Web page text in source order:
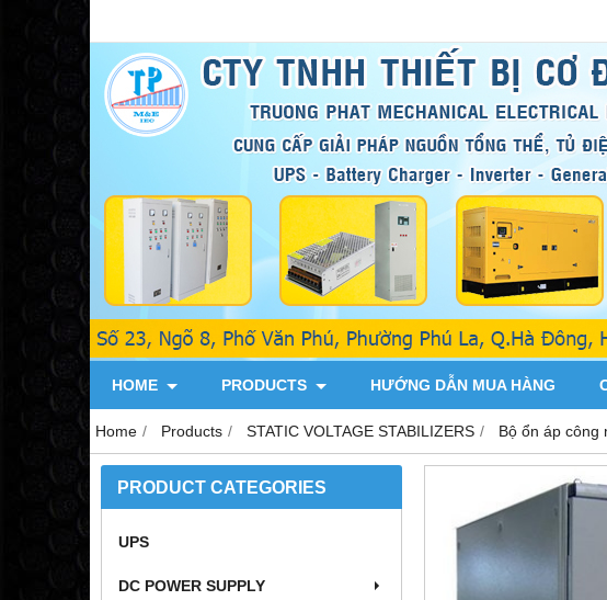
HOME PRODUCTS HƯỚNG DẪN MUA HÀNG
Home Products STATIC VOLTAGE STABILIZERS Bộ ổn áp công
PRODUCT CATEGORIES
UPS
DC POWER SUPPLY